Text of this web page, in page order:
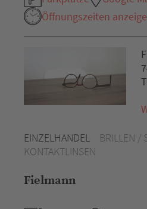
Öffnungszeiten
EINZELHANDEL
BRILLEN /
KONTAKTLINSEN
Fielmann